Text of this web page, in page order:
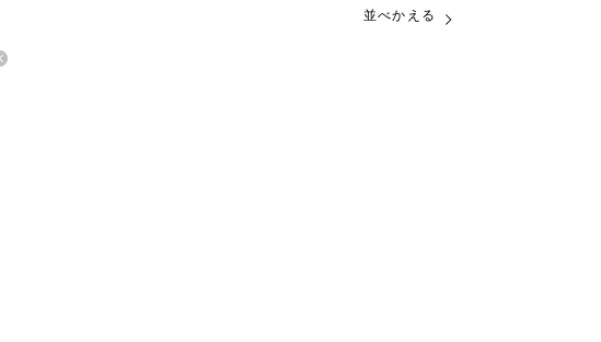
並べかえる